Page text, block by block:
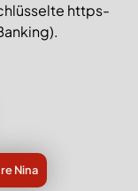
https-
Nina